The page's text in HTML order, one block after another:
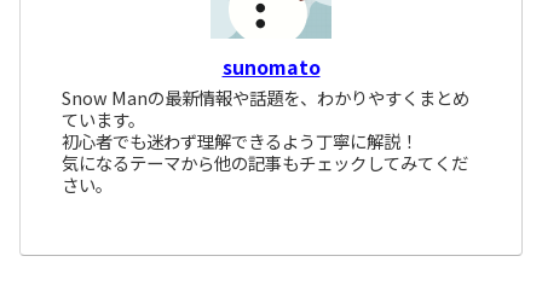
sunomato
Snow Manの最新情報や話題を、わかりやすくまとめ
ています。
初心者でも迷わず理解できるよう丁寧に解説！
気になるテーマから他の記事もチェックしてみてくだ
さい。